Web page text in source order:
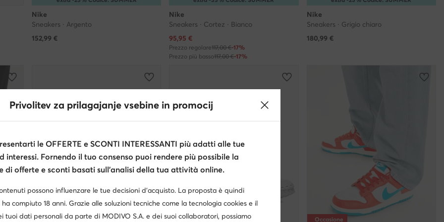
Nike
Sneakers · Argento
152,99 €
Nike
Sneakers · Cortez · Bianco
Prezzo attuale
95,95 €
Prezzo regolare117,00 €-17%
Prezzo più basso117,00 €-17%
Nike
Sneakers · Grigio chiaro
180,99 €
-21% -15% Occasione
Privolitev za prilagajanje vsebine in promocij
le OFFERTE e SCONTI INTERESSANTI più adatti alle tue
interessi. Fornendo il tuo consenso puoi rendere più possibile la
di offerte e sconti basati sull’analisi della tua attività online.
possono influenzare le tue decisioni d’acquisto. La proposta è quindi
compiuto 18 anni. Grazie alle soluzioni tecniche come la tecnologia cookies e il
tuoi dati personali da parte di MODIVO S.A. e dei suoi collaboratori, possiamo